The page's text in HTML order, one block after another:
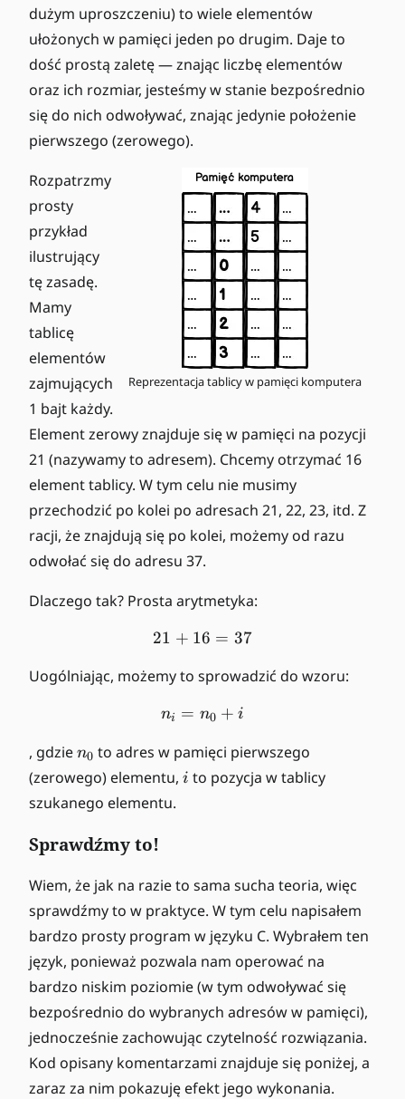
dużym uproszczeniu) to wiele elementów
ułożonych w pamięci jeden po drugim. Daje to
dość prostą zaletę — znając liczbę elementów
oraz ich rozmiar, jesteśmy w stanie bezpośrednio
się do nich odwoływać, znając jedynie położenie
pierwszego (zerowego).
Reprezentacja tablicy w pamięci komputera
Rozpatrzmy
prosty
przykład
ilustrujący
tę zasadę.
Mamy
tablicę
elementów
zajmujących
1 bajt każdy.
Element zerowy znajduje się w pamięci na pozycji
21 (nazywamy to adresem). Chcemy otrzymać 16
element tablicy. W tym celu nie musimy
przechodzić po kolei po adresach 21, 22, 23, itd. Z
racji, że znajdują się po kolei, możemy od razu
odwołać się do adresu 37.
Dlaczego tak? Prosta arytmetyka:
21 + 16 = 37
21 + 16 = 37
Uogólniając, możemy to sprowadzić do wzoru:
n_i = n_0 + i
ni = n0 + i
, gdzien
_
0
n0 to adres w pamięci pierwszego
(zerowego) elementu, i
i to pozycja w tablicy
szukanego elementu.
Sprawdźmy to!
Wiem, że jak na razie to sama sucha teoria, więc
sprawdźmy to w praktyce. W tym celu napisałem
bardzo prosty program w języku C. Wybrałem ten
język, ponieważ pozwala nam operować na
bardzo niskim poziomie (w tym odwoływać się
bezpośrednio do wybranych adresów w pamięci),
jednocześnie zachowując czytelność rozwiązania.
Kod opisany komentarzami znajduje się poniżej, a
zaraz za nim pokazuję efekt jego wykonania.